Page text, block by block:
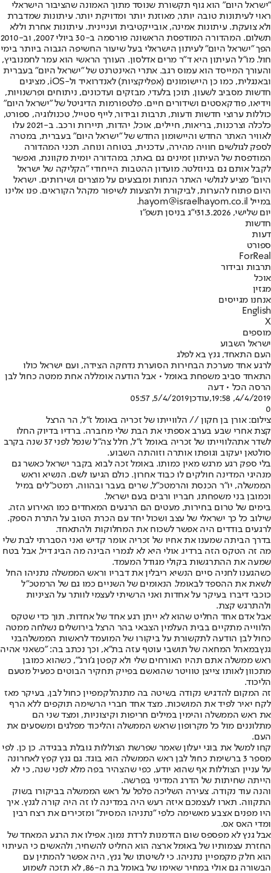
"ישראל היום" הוא גוף תקשורת שנוסד מתוך האמונה שהציבור הישראלי
ראוי לעיתונות טובה יותר, מאוזנת יותר ומדויקת יותר. עיתונות שמדברת
ולא צועקת. עיתונות אמינה, אובייקטיבית ועניינית. עיתונות אחרת וללא
תשלום. המהדורה המודפסת הראשונה פורסמה ב-30 ביולי 2007, וב-2010
הפך "ישראל היום" לעיתון הישראלי בעל שיעור החשיפה הגבוה ביותר בימי
חול. מו"ל העיתון היא ד"ר מרים אדלסון. העורך הראשי הוא עמר לחמנוביץ,
והעורך המייסד הוא עמוס רגב. אתרי האינטרנט של "ישראל היום" בעברית
ובאנגלית, כמו כן היישומונים (אפליקציות) לאנדרואיד ול-iOS, מציגים
חדשות מסביב לשעון, תוכן בלעדי, מבזקים ועדכונים, ניתוחים ופרשנויות,
וידיאו, פודקאסטים ושידורים חיים. פלטפורמות הדיגיטל של "ישראל היום"
כוללות ערוצי חדשות ודעות, תרבות ובידור, לייף סטייל, טכנולוגיה, ספורט,
כלכלה וצרכנות, בריאות, חיילים, אוכל, יהדות, תיירות ורכב. ב-2021 עלו
לאוויר האתר החדש והיישומון החדש של "ישראל היום" בעברית, במטרה
לספק לגולשים חוויה מהירה, עדכנית, בטוחה ונוחה. תכני המהדורה
המודפסת של העיתון זמינים גם באתר, במהדורה יומית מקוונת, ואפשר
לקבל אותם גם בניוזלטר. מועדון ההטבות הייחודי "הקליקה של ישראל
היום" מציע לגולשי האתר הנחות ומבצעים על מוצרים ושירותים. ישראל
היום פתוח להערות, לביקורת ולהצעות לשיפור מקהל הקוראים. פנו אלינו
במייל hayom@israelhayom.co.il.
יום שלישי, 31.3.2026
י"ג בניסן תשפ"ו
חדשות
דעות
ספורט
ForReal
תרבות ובידור
אוכל
מגזין
אנחנו מגייסים
English
X
מוספים
ישראל השבוע
העם התאחד, גנץ בא לפלג
לרגע אחד מערכת הבחירות הסוערת נדחקה הצידה, ועם ישראל כולו
התאחד סביב משפחת באומל • אבל הודעה אומללה אחת ממטה כחול לבן
הרסה הכל • דעה
4/4/2019, 19:58
,עודכן5/4/2019, 05:57
0
צילום: אורן בן חקון // הלווייתו של זכריה באומל ז"ל, הר הרצל
קצת אחרי שבע בערב אספתי את הבת שלי מחברה. ברדיו בדיוק החלו
לשדר אתהלווייתו של זכריה באומל ז"ל
, חלל צה"ל שנפל לפני 37 שנה בקרב
סולטאן יעקוב וגופתו אותרה וזוהתה השבוע.
בלי ספק רגע מרגש מאין כמותו. באומל זכה לבוא בקבר ישראל כאשר גם
מנהיגי המדינה חולקים לו כבוד אחרון. כולם הגיעו לשם. הנשיא וראש
הממשלה, יו"ר הכנסת והרמטכ"ל, שרים בעבר ובהווה, רמטכ"לים במיל
וכמובן בני משפחתו, חבריו ורבים בעם ישראל.
בימים של טרום בחירות, מעטים הם הרגעים המאחדים כמו האירוע הזה.
שילוב כל כך ישראלי של עצב ושכול יחד עם הכרת הטוב על התרת הספק.
לרגעים בודדים היה אפשר לשכוח את המחלוקות ולהתאחד.
בדרך הביתה שמענו את אחיו של זכריה אומר קדיש ואני הסברתי לבת שלי
מה זה הטקס הזה ברדיו. אולי היא לא לגמרי הבינה מה הביג דיל, אבל בטח
שמעה את ההתרגשות בקולי מגודל המעמד.
כשהגענו לחניה סיים הנשיא ריבלין את דבריו וראש הממשלה נתניהו החל
לשאת את ההספד לבאומל. הנאומים של השניים כמו גם של הרמטכ"ל
כוכבי דיברו בעיקר על אחדות ואני הרשיתי לעצמי לוותר על הציניות
ולהתרגש קצת.
אבל אדם אחד החליט שהוא לא ייתן רגע אחד של אחדות. תוך כדי שטקס
הלווייה מתקיים בבית העלמין הצבאי בהר הרצל בירושלים נשלחה ממטה
כחול לבן הודעה לתקשורת על ביקורו של המועמד לראשות הממשלהבני
גנץבמאהל המחאה של תושבי עוטף עזה בת"א, וכך נכתב בה: "כשאני אהיה
ראש ממשלה אתם תהיו האורחים שלי ולא קפטן ג'ורג'", כשהוא כמובן
מתכוון לאותו צייצן טוויטר שהואשם בפייק תחקיר הבוטים כפעיל מטעם
הליכוד.
זה המקום להדגיש נקודה בשיטה בה מתנהלקמפיין כחול לבן, בעיקר מאז
לקח יאיר לפיד את המושכות. מצד אחד חברי הרשימה תוקפים ללא הרף
את ראש הממשלה והימין במילים חריפות וקיצוניות, ומצד שני הם
מתלוננים מול כל מקרופון שראש הממשלה והליכוד מפלגים ומשסעים את
העם.
קחו למשל את בוגי יעלון שאמר שפרשת הצוללות גובלת בבגידה. כן כן. לפי
מספר 3 ברשימת כחול לבן ראש הממשלה הוא בוגד. גם גנץ קפץ לאחרונה
על עניין הצוללות אף שהוא יודע, כפי שהצהיר בפה מלא לפני שנה, כי לא
הייתה שחיתות של הדרג המדיני בפרשה.
והנה עוד נקודה. צעירה השליכה פלפל על ראש הממשלה בביקורו בשוק
התקווה. תארו לעצמכם איזה רעש היה במדינה לו זה היה קורה לגנץ. איך
היו מפנים אצבע מאשימה כלפי "נתניהו המסית" ומזכירים את רצח רבין
ומדי האס אס.
אבל גנץ לא מפספס שום הזדמנות לרדת נמוך. אפילו את הרגע המאחד של
החזרת עצמותיו של באומל ארצה הוא החליט להשחיר, ולהאשים כי העיתוי
הוא חלק מקמפיין נתניהו. כי לשיטתו של גנץ, היה אפשר להמתין עם
הבשורה גם אולי במחיר שאימו של באומל בת ה-86, לא תזכה לשמוע